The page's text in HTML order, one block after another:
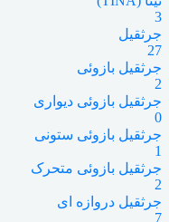
3
جرثقیل
27
جرثقیل بازوئی
2
جرثقیل بازوئی دیواری
0
جرثقیل بازوئی ستونی
1
جرثقیل بازوئی متحرک
2
جرثقیل دروازه ای
7